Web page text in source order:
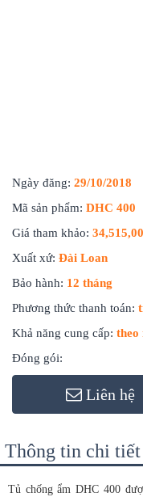
Ngày đăng: 29/10/2018
Mã sản phẩm: DHC 400
Giá tham khảo:
Xuất xứ: Đài Loan
Bảo hành: 12 tháng
Phương thức thanh toán:
Khả năng cung cấp: theo
Đóng gói:
Liên hệ
Thông tin chi tiết
Tủ chống ẩm DHC 400